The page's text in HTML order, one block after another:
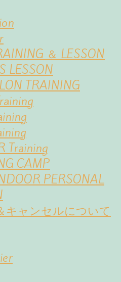
＆ LESSON
LESSON
TRAINING
Training
CAMP
PERSONAL
キャンセルについて